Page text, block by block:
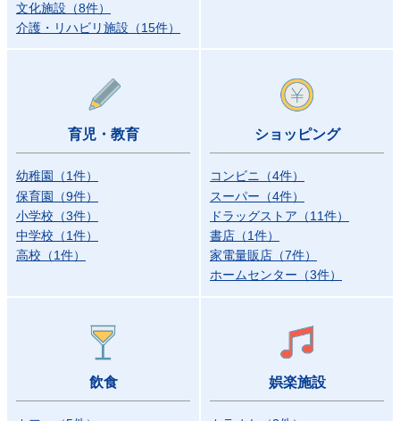
文化施設 （8件）
介護・リハビリ施設 （15件）
育児・教育
幼稚園 （1件）
保育園 （9件）
小学校 （3件）
中学校 （1件）
高校 （1件）
ショッピング
コンビニ （4件）
スーパー （4件）
ドラッグストア （11件）
書店 （1件）
家電量販店 （7件）
ホームセンター （3件）
飲食 娯楽施設